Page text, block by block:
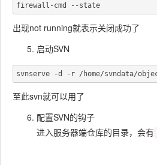
出现not running就表示关闭成功了
启动SVN
至此svn就可以用了
配置SVN的钩子
进入服务器端仓库的目录，会有